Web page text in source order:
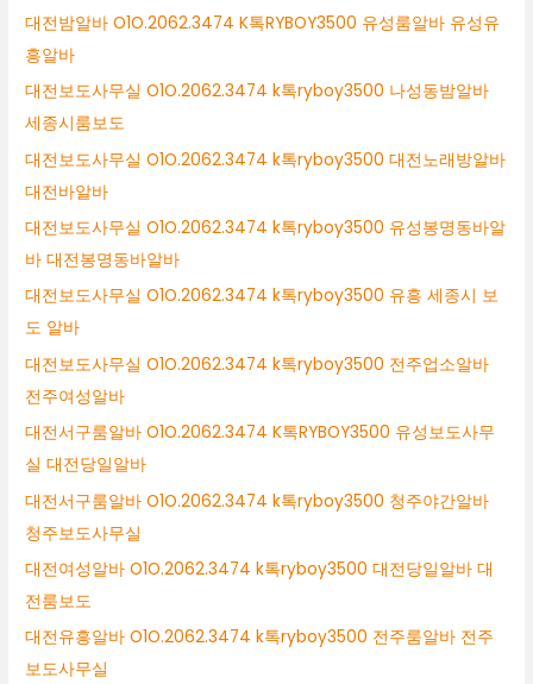
대전밤알바 O1O.2062.3474 K톡RYBOY3500 유성룸알바 유성유
흥알바
대전보도사무실 O1O.2062.3474 k톡ryboy3500 나성동밤알바
세종시룸보도
대전보도사무실 O1O.2062.3474 k톡ryboy3500 대전노래방알바
대전바알바
대전보도사무실 O1O.2062.3474 k톡ryboy3500 유성봉명동바알
바 대전봉명동바알바
대전보도사무실 O1O.2062.3474 k톡ryboy3500 유흥 세종시 보
도 알바
대전보도사무실 O1O.2062.3474 k톡ryboy3500 전주업소알바
전주여성알바
대전서구룸알바 O1O.2062.3474 K톡RYBOY3500 유성보도사무
실 대전당일알바
대전서구룸알바 O1O.2062.3474 k톡ryboy3500 청주야간알바
청주보도사무실
대전여성알바 O1O.2062.3474 k톡ryboy3500 대전당일알바 대
전룸보도
대전유흥알바 O1O.2062.3474 k톡ryboy3500 전주룸알바 전주
보도사무실